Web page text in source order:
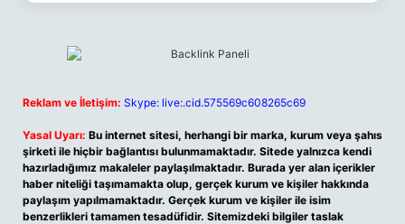
Reklam ve İletişim: Skype: live:.cid.575569c608265c69
Yasal Uyarı: Bu internet sitesi, herhangi bir marka, kurum veya şahıs
şirketi ile hiçbir bağlantısı bulunmamaktadır. Sitede yalnızca kendi
hazırladığımız makaleler paylaşılmaktadır. Burada yer alan içerikler
haber niteliği taşımamakta olup, gerçek kurum ve kişiler hakkında
paylaşım yapılmamaktadır. Gerçek kurum ve kişiler ile isim
benzerlikleri tamamen tesadüfidir. Sitemizdeki bilgiler taslak